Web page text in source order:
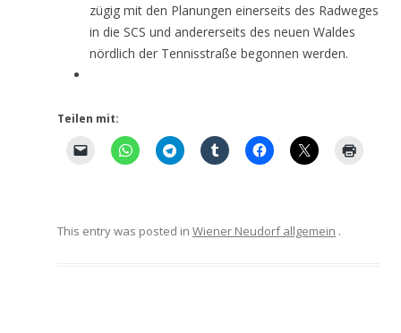
zügig mit den Planungen einerseits des Radweges
in die SCS und andererseits des neuen Waldes
nördlich der Tennisstraße begonnen werden.
Teilen mit:
This entry was posted in Wiener Neudorf allgemein .